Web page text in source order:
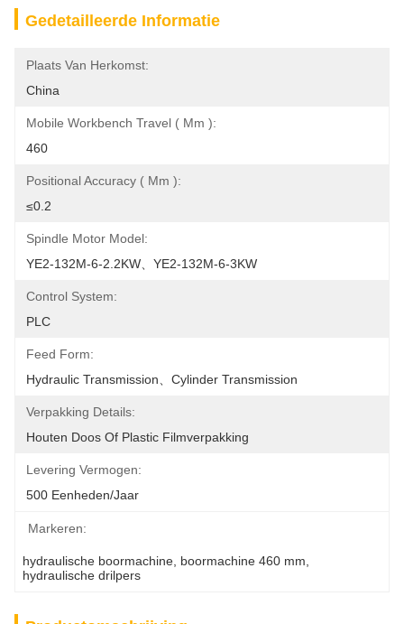
Gedetailleerde Informatie
Plaats Van Herkomst:
China
Mobile Workbench Travel ( Mm ):
460
Positional Accuracy ( Mm ):
≤0.2
Spindle Motor Model:
YE2-132M-6-2.2KW、YE2-132M-6-3KW
Control System:
PLC
Feed Form:
Hydraulic Transmission、Cylinder Transmission
Verpakking Details:
Houten Doos Of Plastic Filmverpakking
Levering Vermogen:
500 Eenheden/jaar
Markeren:
hydraulische boormachine boormachine 460 mm
hydraulische drilpers